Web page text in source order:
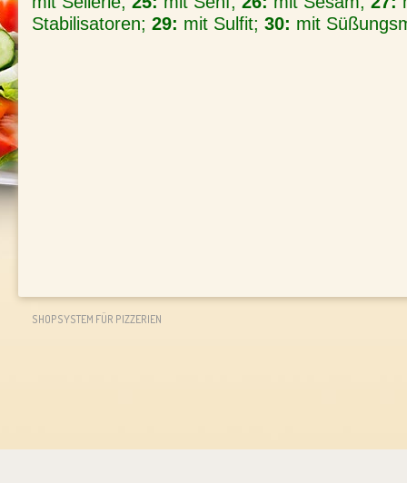
Stabilisatoren; 29: mit Sulfit; 30: mit
SHOPSYSTEM FÜR PIZZERIEN